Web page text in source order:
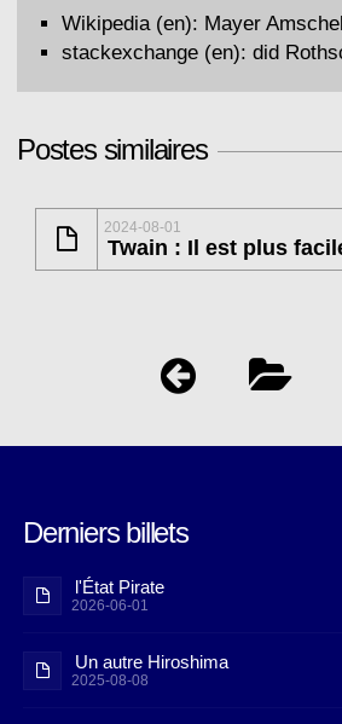
Wikipedia (en): Mayer
stackexchange (en): did
Postes similaires
2024-08-01
Twain : Il est plus
Derniers billets
l'État Pirate
2026-06-01
Un autre Hiroshima
2025-08-08